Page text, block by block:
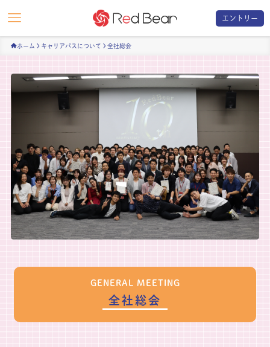
エントリー
ホーム キャリアパスについて 全社総会
GENERAL MEETING
全社総会